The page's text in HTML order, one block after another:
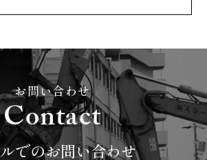
お問い合わせ
Contact
でのお問い合わせ